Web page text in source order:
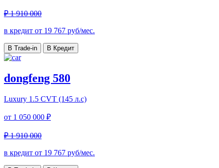
₽ 1 910 000
в кредит от 19 767 руб/мес.
В Trade-in В Кредит
dongfeng 580
Luxury 1.5 CVT (145 л.с)
от 1 050 000 ₽
₽ 1 910 000
в кредит от 19 767 руб/мес.